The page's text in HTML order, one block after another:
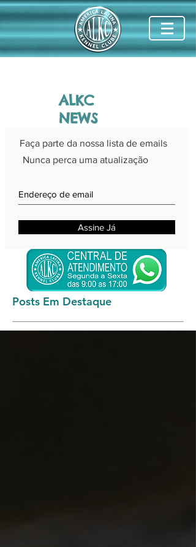
ALKC
NEWS
Faça parte da nossa lista de emails
Nunca perca uma atualização
Assine Já
Posts Em Destaque